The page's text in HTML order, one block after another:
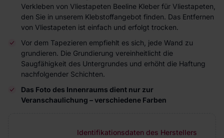
Verkleben von Vliestapeten Beeline Kleber für Vliestapeten,
den Sie in unserem Klebstoffangebot finden. Das Entfernen
von Vliestapeten ist einfach und erfolgt trocken.
Vor dem Tapezieren empfiehlt es sich, jede Wand zu
grundieren. Die Grundierung vereinheitlicht die
Saugfähigkeit des Untergrundes und erhöht die Haftung
nachfolgender Schichten.
Das Foto des Innenraums dient nur zur
Veranschaulichung – verschiedene Farben
Identifikationsdaten des Herstellers